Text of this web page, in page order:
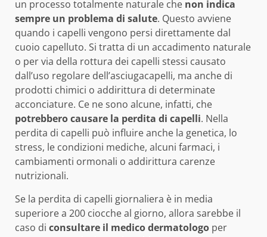
un processo totalmente naturale che non indica
sempre un problema di salute. Questo avviene
quando i capelli vengono persi direttamente dal
cuoio capelluto. Si tratta di un accadimento naturale
o per via della rottura dei capelli stessi causato
dall’uso regolare dell’asciugacapelli, ma anche di
prodotti chimici o addirittura di determinate
acconciature. Ce ne sono alcune, infatti, che
potrebbero causare la perdita di capelli. Nella
perdita di capelli può influire anche la genetica, lo
stress, le condizioni mediche, alcuni farmaci, i
cambiamenti ormonali o addirittura carenze
nutrizionali.
Se la perdita di capelli giornaliera è in media
superiore a 200 ciocche al giorno, allora sarebbe il
caso di consultare il medico dermatologo per